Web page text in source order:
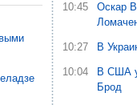
10:45
Оскар
10:27 В
10:04
В США
Брод